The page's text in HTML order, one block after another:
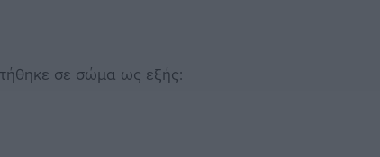
σε σώμα ως εξής: